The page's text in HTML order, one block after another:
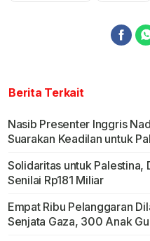
Berita Terkait
Nasib Presenter Inggris
Suarakan Keadilan untuk
Solidaritas untuk Palestina,
Senilai Rp181 Miliar
Empat Ribu Pelanggaran
Senjata Gaza, 300 Anak